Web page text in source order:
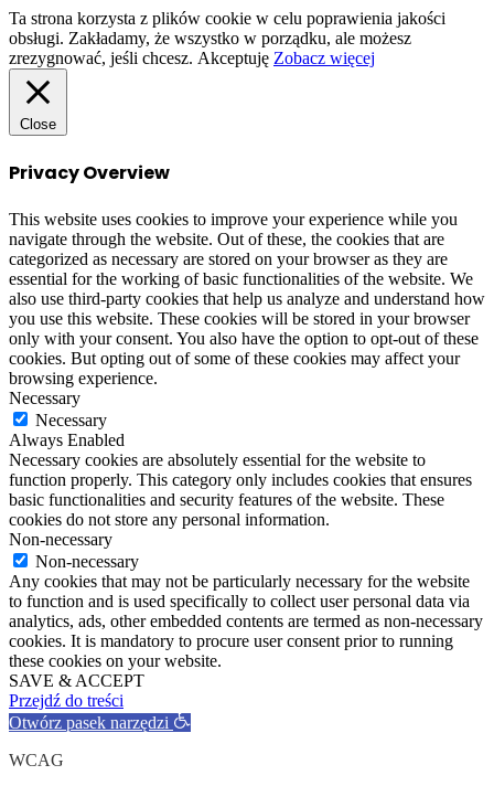
Ta strona korzysta z plików cookie w celu poprawienia jakości
obsługi. Zakładamy, że wszystko w porządku, ale możesz
zrezygnować, jeśli chcesz. Akceptuję Zobacz więcej
Close
Privacy Overview
This website uses cookies to improve your experience while you
navigate through the website. Out of these, the cookies that are
categorized as necessary are stored on your browser as they are
essential for the working of basic functionalities of the website. We
also use third-party cookies that help us analyze and understand how
you use this website. These cookies will be stored in your browser
only with your consent. You also have the option to opt-out of these
cookies. But opting out of some of these cookies may affect your
browsing experience.
Necessary
Necessary
Always Enabled
Necessary cookies are absolutely essential for the website to
function properly. This category only includes cookies that ensures
basic functionalities and security features of the website. These
cookies do not store any personal information.
Non-necessary
Non-necessary
Any cookies that may not be particularly necessary for the website
to function and is used specifically to collect user personal data via
analytics, ads, other embedded contents are termed as non-necessary
cookies. It is mandatory to procure user consent prior to running
these cookies on your website.
SAVE & ACCEPT
Przejdź do treści
Otwórz pasek narzędzi
WCAG